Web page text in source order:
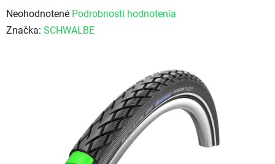
Priemerné hodnotenie produktu je 0,0 z 5 hviezdičiek.
Neohodnotené Podrobnosti hodnotenia
Značka: SCHWALBE